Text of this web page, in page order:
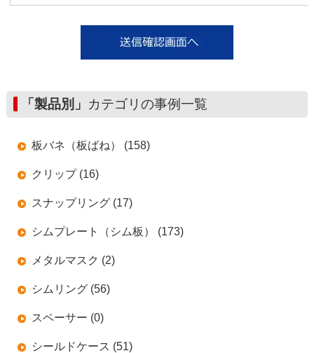
「製品別」 カテゴリの事例一覧
板バネ（板ばね） (158)
クリップ (16)
スナップリング (17)
シムプレート（シム板） (173)
メタルマスク (2)
シムリング (56)
スペーサー (0)
シールドケース (51)